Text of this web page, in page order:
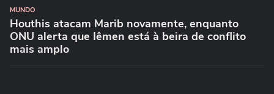
MUNDO
Houthis atacam Marib novamente, enquanto
ONU alerta que Iêmen está à beira de conflito
mais amplo